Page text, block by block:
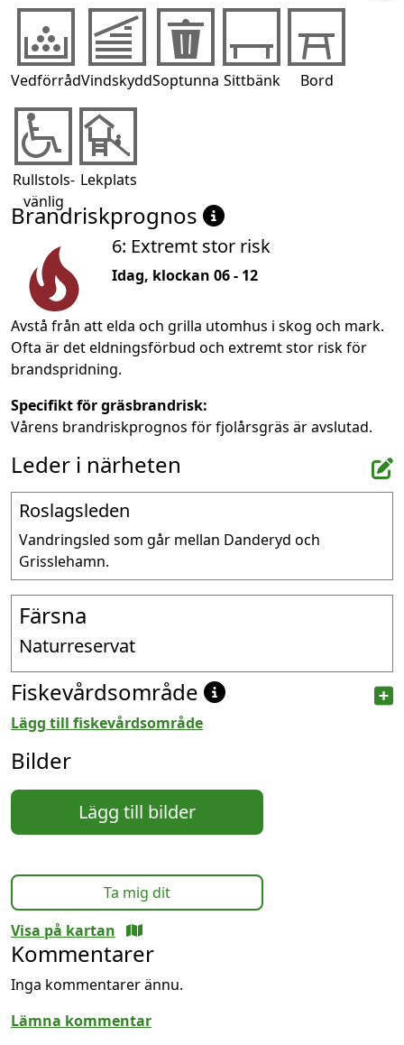
VedförrådVindskyddSoptunna Sittbänk Bord
Rullstols-
vänlig
Lekplats
Brandriskprognos
6: Extremt stor risk
Idag, klockan 06 - 12
Avstå från att elda och grilla utomhus i skog och mark.
Ofta är det eldningsförbud och extremt stor risk för
brandspridning.
Specifikt för gräsbrandrisk:
Vårens brandriskprognos för fjolårsgräs är avslutad.
Leder i närheten
Roslagsleden
Vandringsled som går mellan Danderyd och
Grisslehamn.
Färsna
Naturreservat
Fiskevårdsområde
Lägg till fiskevårdsområde
Bilder
Lägg till bilder
Ta mig dit
Visa på kartan
Kommentarer
Inga kommentarer ännu.
Lämna kommentar